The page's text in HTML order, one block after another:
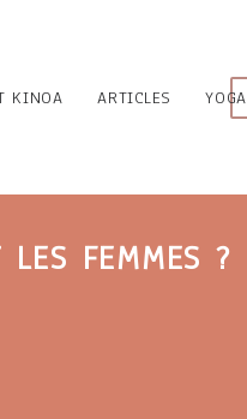
KINOA ARTICLES YOGA
LES FEMMES ?